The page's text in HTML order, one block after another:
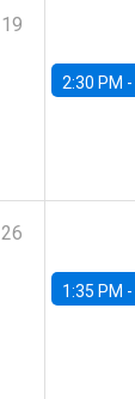
19
2:30 PM -
26
1:35 PM -